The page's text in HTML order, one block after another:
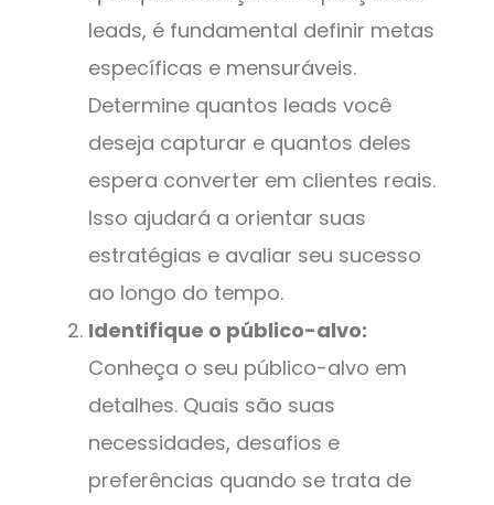
leads, é fundamental definir metas
específicas e mensuráveis.
Determine quantos leads você
deseja capturar e quantos deles
espera converter em clientes reais.
Isso ajudará a orientar suas
estratégias e avaliar seu sucesso
ao longo do tempo.
Identifique o público-alvo:
Conheça o seu público-alvo em
detalhes. Quais são suas
necessidades, desafios e
preferências quando se trata de